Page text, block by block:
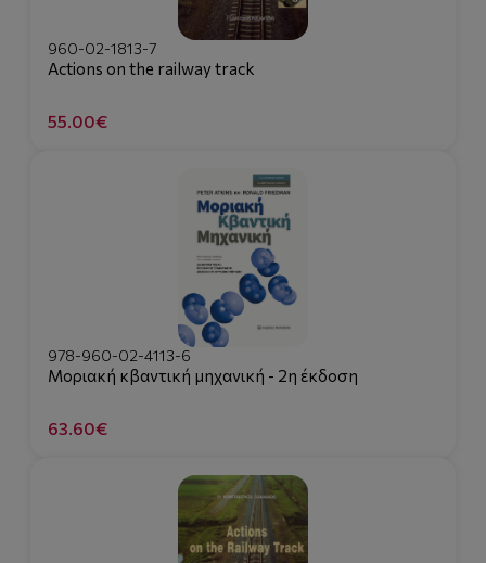
960-02-1813-7
Actions on the railway track
55.00€
978-960-02-4113-6
Μοριακή κβαντική μηχανική - 2η έκδοση
63.60€